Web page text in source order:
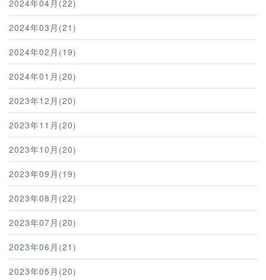
2024年04月(22)
2024年03月(21)
2024年02月(19)
2024年01月(20)
2023年12月(20)
2023年11月(20)
2023年10月(20)
2023年09月(19)
2023年08月(22)
2023年07月(20)
2023年06月(21)
2023年05月(20)